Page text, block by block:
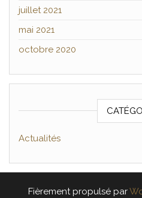
juillet 2021
mai 2021
octobre 2020
Actualités
Fièrement propulsé par